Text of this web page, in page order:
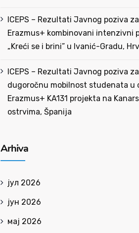
ICEPS – Rezultati Javnog poziva za
Erazmus+ kombinovani intenzivni
„Kreći se i brini” u Ivanić-Gradu,
ICEPS – Rezultati Javnog poziva za
dugoročnu mobilnost studenata u
Erazmus+ KA131 projekta na
ostrvima, Španija
Arhiva
јул 2026
јун 2026
мај 2026